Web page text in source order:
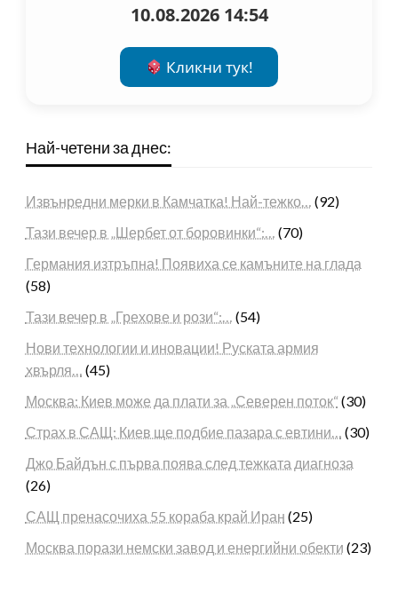
10.08.2026 14:54
Кликни тук!
Най-четени за днес:
Извънредни мерки в Камчатка! Най-тежко… (92)
Тази вечер в „Шербет от боровинки“:… (70)
Германия изтръпна! Появиха се камъните на глада
(58)
Тази вечер в „Грехове и рози“:… (54)
Нови технологии и иновации! Руската армия
хвърля… (45)
Москва: Киев може да плати за „Северен поток“ (30)
Страх в САЩ: Киев ще подбие пазара с евтини… (30)
Джо Байдън с първа поява след тежката диагноза
(26)
САЩ пренасочиха 55 кораба край Иран (25)
Москва порази немски завод и енергийни обекти (23)